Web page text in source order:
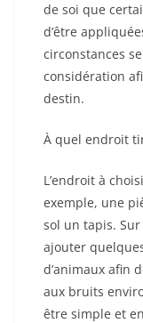
de soi que
d’être
circonstances
considération
destin.
À quel endroit
L’endroit à
exemple, une
sol un tapis.
ajouter
d’animaux afin
aux bruits
être simple et